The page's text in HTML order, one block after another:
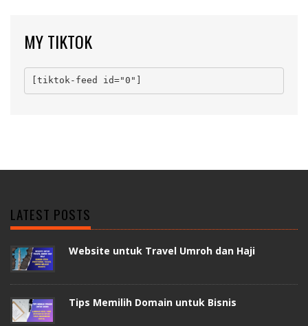
MY TIKTOK
[tiktok-feed id="0"]
LATEST POSTS
Website untuk Travel Umroh dan Haji
Tips Memilih Domain untuk Bisnis